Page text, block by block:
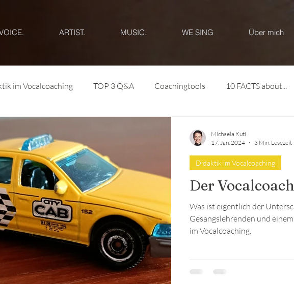
ARTIST. MUSIC. WE SING Über mich
im Vocalcoaching TOP 3 Q&A Coachingtools 10 FACTS about...
Der
Was ist eigentlich der
Gesangslehrenden und
im Vocalcoaching.
Didaktik im Vocalcoaching
Michaela Kuti
17. Jan. 2024
3 Min. Lesezeit